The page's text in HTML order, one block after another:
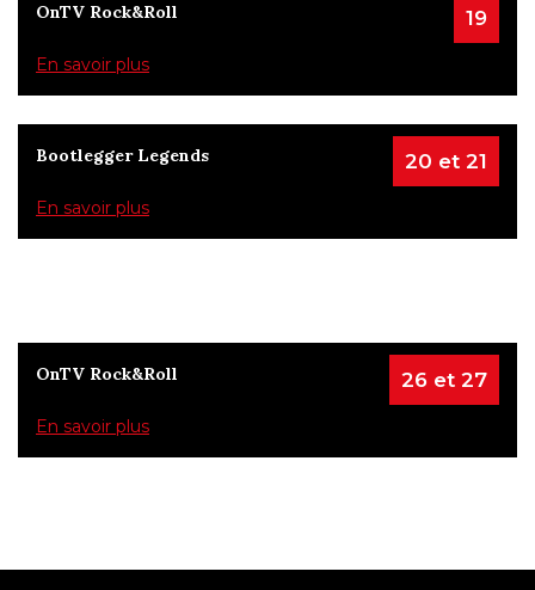
19
OnTV Rock&Roll
En savoir plus
20 et 21
Bootlegger Legends
En savoir plus
26 et 27
OnTV Rock&Roll
En savoir plus